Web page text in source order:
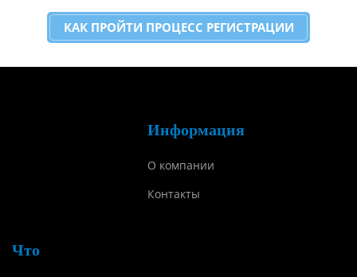
КАК ПРОЙТИ ПРОЦЕСС РЕГИСТРАЦИИ
Информация
О компании
Контакты
Что